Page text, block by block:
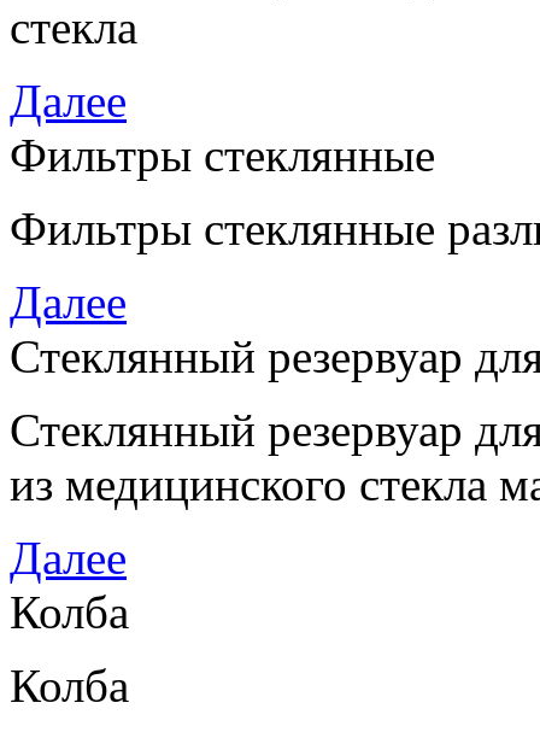
стекла
Далее
Фильтры стеклянные
Фильтры стеклянные
Далее
Стеклянный резервуар
Стеклянный резервуар
из медицинского стекла
Далее
Колба
Колба